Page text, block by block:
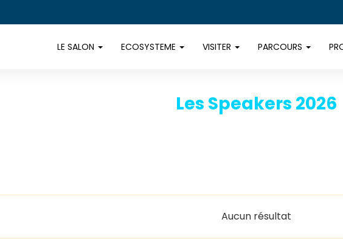
LE SALON ECOSYSTEME VISITER PARCOURS
Les Speakers 2026
Aucun résultat